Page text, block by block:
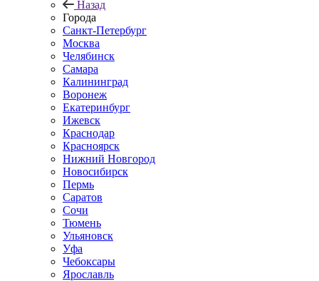
Назад
Города
Санкт-Петербург
Москва
Челябинск
Самара
Калининград
Воронеж
Екатеринбург
Ижевск
Краснодар
Красноярск
Нижний Новгород
Новосибирск
Пермь
Саратов
Сочи
Тюмень
Ульяновск
Уфа
Чебоксары
Ярославль